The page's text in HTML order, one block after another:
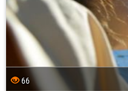
66